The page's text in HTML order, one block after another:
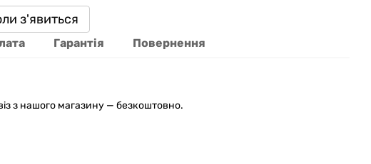
з'явиться
Гарантія Повернення
з нашого магазину — безкоштовно.